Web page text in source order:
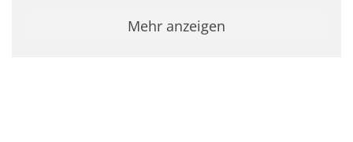
Mehr anzeigen